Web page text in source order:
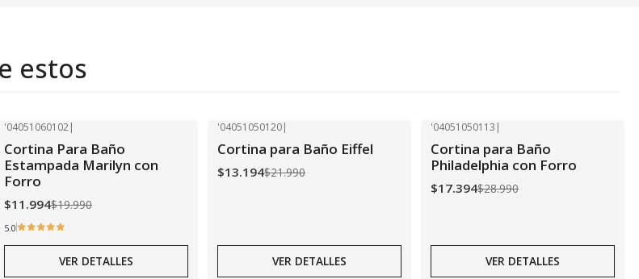
estos
Agotado
'04051060102|
Cortina Para Baño
Estampada Marilyn con
Forro
$11.994$19.990
5.0
VER DETALLES
'04051050120|
Cortina para Baño Eiffel
$13.194$21.990
VER DETALLES
Agotado
'04051050113 |
Cortina para Baño
Philadelphia con Forro
$17.394$28.990
VER DETALLES